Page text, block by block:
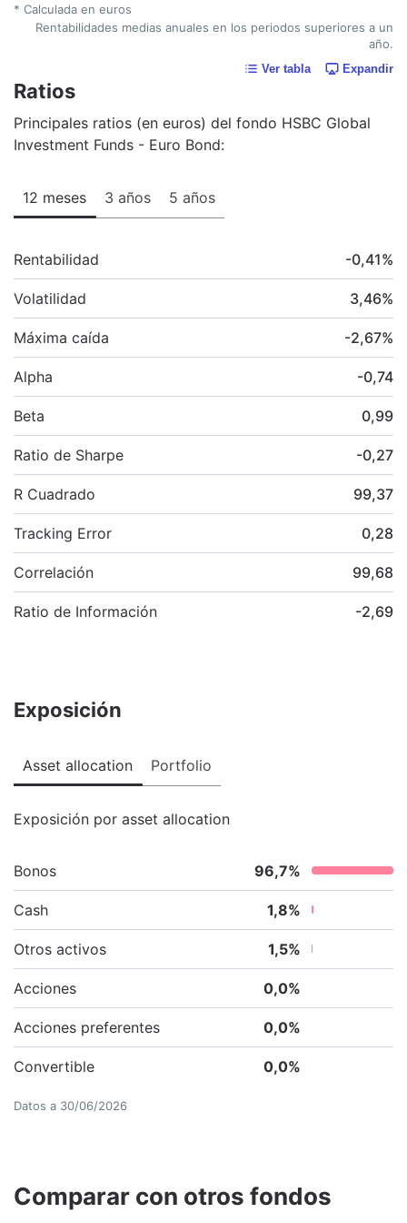
* Calculada en euros
Rentabilidades medias anuales en los periodos superiores a un
año.
Ver tabla Expandir
Ratios
Principales ratios (en euros) del fondo HSBC Global
Investment Funds - Euro Bond:
12 meses 3 años 5 años
Rentabilidad -0,41%
Volatilidad 3,46%
Máxima caída -2,67%
Alpha -0,74
Beta 0,99
Ratio de Sharpe -0,27
R Cuadrado 99,37
Tracking Error 0,28
Correlación 99,68
Ratio de Información -2,69
Exposición
Asset allocation Portfolio
Exposición por asset allocation
Bonos 96,7%
Cash 1,8%
Otros activos 1,5%
Acciones 0,0%
Acciones preferentes 0,0%
Convertible 0,0%
Datos a 30/06/2026
Comparar con otros fondos